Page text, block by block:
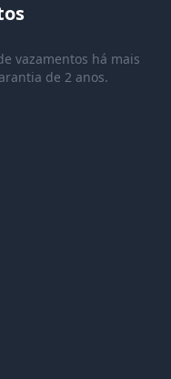
vazamentos há mais
de 2 anos.